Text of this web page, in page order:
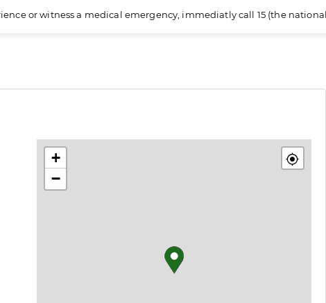
or witness a medical emergency, immediatly call 15 (the
+
−